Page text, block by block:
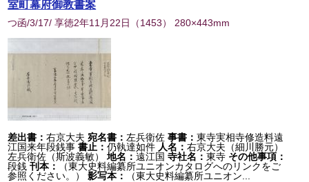
室町幕府御教書案
つ函/3/17/ 享徳2年11月22日 （1453） 280×443mm
差出書：右京大夫 宛名書： 左兵衛佐 事書：東寺実相寺修造料遠
江国来年段銭事 書止：仍執達如件 人名：右京大夫（細川勝元）
左兵衛佐（斯波義敏）
地名：遠江国 寺社名：東寺 その他事項：
段銭 刊本：
（東大史料編纂所ユニオンカタログへのリンクをご
参照ください。）
影写本： （東大史料編纂所ユニオン...